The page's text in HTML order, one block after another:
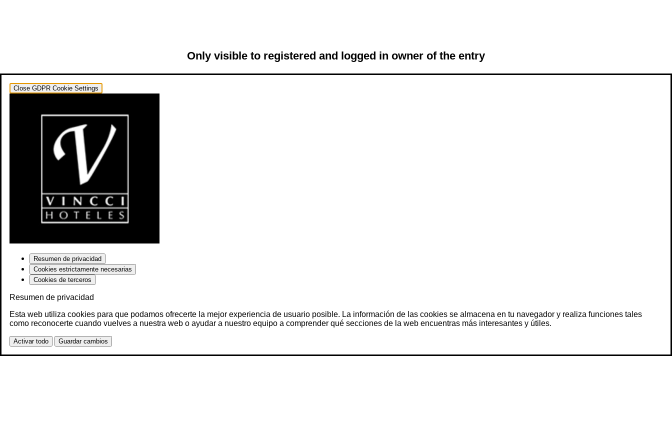
Only visible to registered and logged in owner of the entry
Close GDPR Cookie Settings
Resumen de privacidad
Cookies estrictamente necesarias
Cookies de terceros
Resumen de privacidad
Esta web utiliza cookies para que podamos ofrecerte la mejor experiencia de usuario posible. La información de las cookies se almacena en tu navegador y realiza funciones tales
como reconocerte cuando vuelves a nuestra web o ayudar a nuestro equipo a comprender qué secciones de la web encuentras más interesantes y útiles.
Activar todo Guardar cambios